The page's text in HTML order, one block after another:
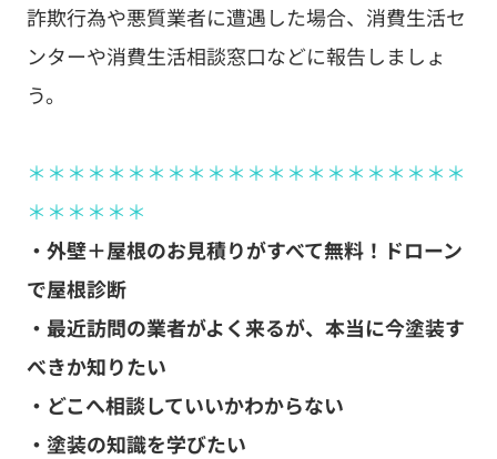
詐欺行為や悪質業者に遭遇した場合、消費生活セ
ンターや消費生活相談窓口などに報告しましょ
う。
＊＊＊＊＊＊＊＊＊＊＊＊＊＊＊＊＊＊＊＊＊＊
＊＊＊＊＊＊
・外壁＋屋根のお見積りがすべて無料！ドローン
で屋根診断
・最近訪問の業者がよく来るが、本当に今塗装す
べきか知りたい
・どこへ相談していいかわからない
・塗装の知識を学びたい